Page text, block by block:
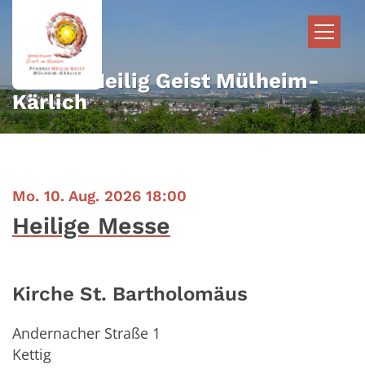
Zum Inhalt springen
Pfarrei Heilig Geist Mülheim-
Kärlich
Mo. 10. Aug. 2026 18:00
Heilige Messe
Kirche St. Bartholomäus
Andernacher Straße 1
Kettig